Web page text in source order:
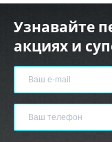
Узнавайте
акциях и